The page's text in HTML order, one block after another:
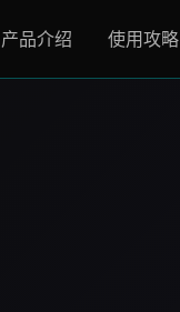
产品介绍 使用攻略